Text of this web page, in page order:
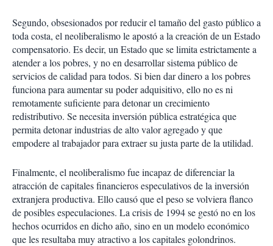
Segundo, obsesionados por reducir el tamaño del gasto público a
toda costa, el neoliberalismo le apostó a la creación de un Estado
compensatorio. Es decir, un Estado que se limita estrictamente a
atender a los pobres, y no en desarrollar sistema público de
servicios de calidad para todos. Si bien dar dinero a los pobres
funciona para aumentar su poder adquisitivo, ello no es ni
remotamente suficiente para detonar un crecimiento
redistributivo. Se necesita inversión pública estratégica que
permita detonar industrias de alto valor agregado y que
empodere al trabajador para extraer su justa parte de la utilidad.
Finalmente, el neoliberalismo fue incapaz de diferenciar la
atracción de capitales financieros especulativos de la inversión
extranjera productiva. Ello causó que el peso se volviera flanco
de posibles especulaciones. La crisis de 1994 se gestó no en los
hechos ocurridos en dicho año, sino en un modelo económico
que les resultaba muy atractivo a los capitales golondrinos.